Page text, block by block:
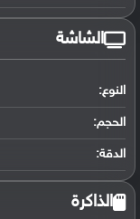
الشاشة
النوع:
الحجم:
الدقة:
الذاكرة